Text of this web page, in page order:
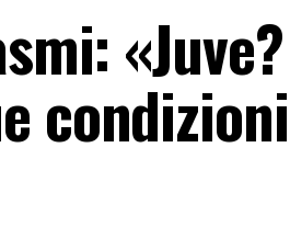
«Juve?